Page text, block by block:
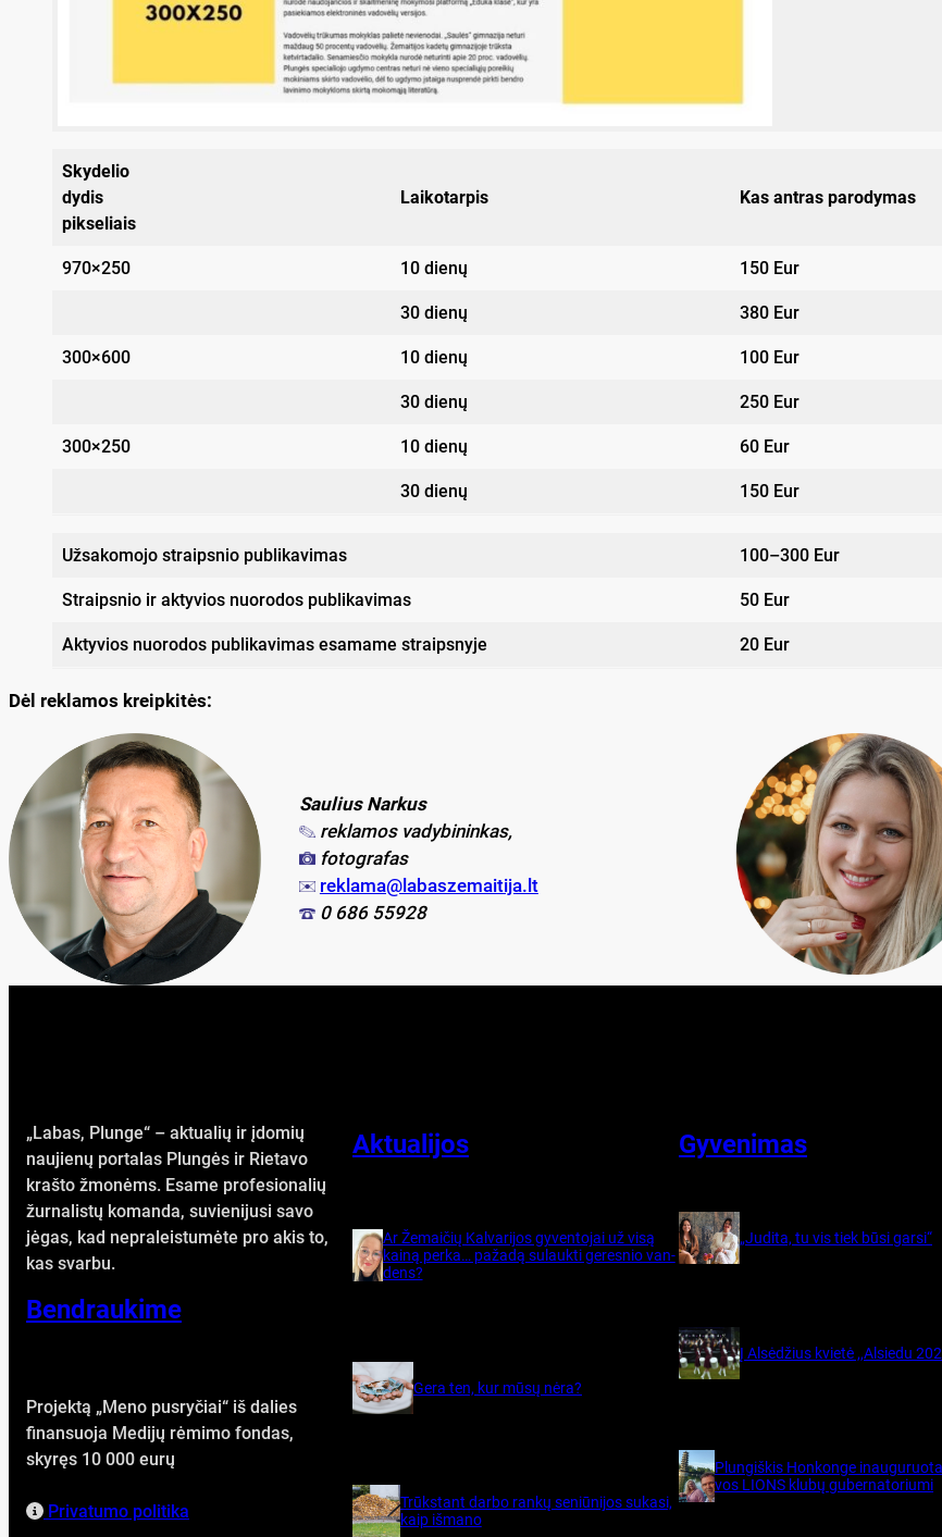
Skydelio
dydis
pikseliais
Laikotarpis Kas antras parodymas
970×250 10 dienų 150 Eur
30 dienų 380 Eur
300×600 10 dienų 100 Eur
30 dienų 250 Eur
300×250 10 dienų 60 Eur
30 dienų 150 Eur
Užsakomojo straipsnio publikavimas 100–300 Eur
Straipsnio ir aktyvios nuorodos publikavimas 50 Eur
Aktyvios nuorodos publikavimas esamame straipsnyje 20 Eur
Dėl reklamos kreipkitės:
Saulius Narkus
reklamos vadybininkas,
fotografas
reklama@labaszemaitija.lt
0 686 55928
„Labas, Plunge“ – aktualių ir įdomių
naujienų portalas Plungės ir Rietavo
krašto žmonėms. Esame profesionalių
žurnalistų komanda, suvienijusi savo
jėgas, kad nepraleistumėte pro akis to,
kas svarbu.
Bendraukime
Projektą „Meno pusryčiai“ iš dalies
finansuoja Medijų rėmimo fondas,
skyręs 10 000 eurų
Privatumo politika
Aktualijos
Ar Že­mai­čių Kal­va­ri­jos gy­ven­to­jai už vi­są
kai­ną per­ka… pa­ža­dą su­lauk­ti ge­res­nio van­
dens?
Ge­ra ten, kur mū­sų nė­ra?
Trūks­tant dar­bo ran­kų se­niū­ni­jos su­ka­si,
kaip iš­ma­no
Gyvenimas
„Judita, tu vis tiek būsi garsi“
Į Alsėdžius kvietė ,,Alsiedu
Plun­giš­kis Hon­kon­ge
vos LIONS klu­bų gu­ber­na­to­riu­mi